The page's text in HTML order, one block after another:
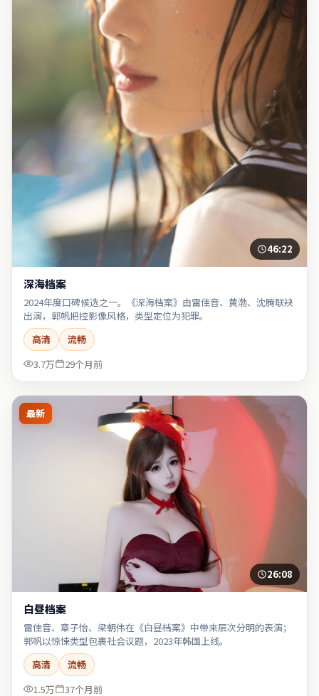
46:22
深海档案
2024年度口碑候选之一。《深海档案》由雷佳音、黄渤、沈腾联袂
出演，郭帆把控影像风格，类型定位为犯罪。
高清
流畅
3.7万
29个月前
最新
26:08
白昼档案
雷佳音、章子怡、梁朝伟在《白昼档案》中带来层次分明的表演；
郭帆以惊悚类型包裹社会议题，2023年韩国上线。
高清
流畅
1.5万
37个月前